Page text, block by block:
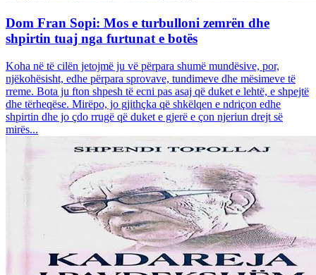
Dom Fran Sopi: Mos e turbulloni zemrën dhe
shpirtin tuaj nga furtunat e botës
Koha në të cilën jetojmë ju vë përpara shumë mundësive, por,
njëkohësisht, edhe përpara sprovave, tundimeve dhe mësimeve të
rreme. Bota ju fton shpesh të ecni pas asaj që duket e lehtë, e shpejtë
dhe tërheqëse. Mirëpo, jo gjithçka që shkëlqen e ndriçon edhe
shpirtin dhe jo çdo rrugë që duket e gjerë e çon njeriun drejt së
mirës...